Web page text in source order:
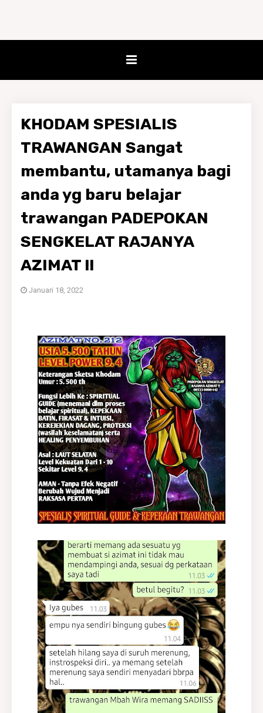
KHODAM SPESIALIS
TRAWANGAN Sangat
membantu, utamanya bagi
anda yg baru belajar
trawangan PADEPOKAN
SENGKELAT RAJANYA
AZIMAT !!
Januari 18, 2022